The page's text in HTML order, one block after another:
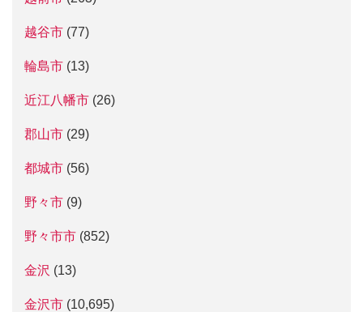
越谷市 (77)
輪島市 (13)
近江八幡市 (26)
郡山市 (29)
都城市 (56)
野々市 (9)
野々市市 (852)
金沢 (13)
金沢市 (10,695)